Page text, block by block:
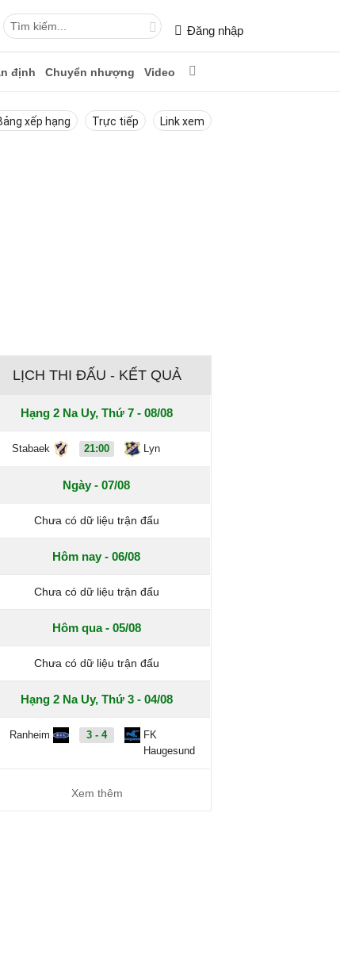
Đăng nhập
định Chuyển nhượng Video
xếp hạng Trực tiếp Link xem
LỊCH THI ĐẤU - KẾT QUẢ
Hạng 2 Na Uy, Thứ 7 - 08/08
Stabaek 21:00 Lyn
Ngày - 07/08
Chưa có dữ liệu trận đấu
Hôm nay - 06/08
Chưa có dữ liệu trận đấu
Hôm qua - 05/08
Chưa có dữ liệu trận đấu
Hạng 2 Na Uy, Thứ 3 - 04/08
Ranheim 3 - 4
FK
Haugesund
Xem thêm